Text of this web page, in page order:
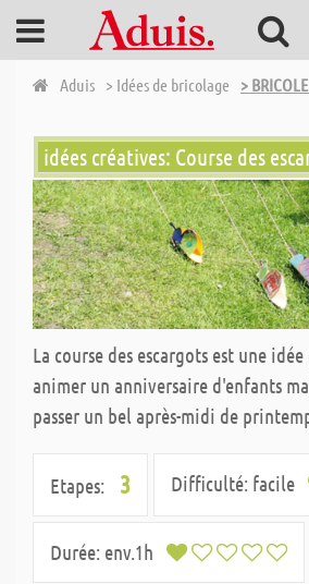
Aduis > Idées de bricolage >
idées créatives: Course des
La course des escargots est une
animer un anniversaire d'enfants
passer un bel après-midi de
Etapes: 3 Difficulté: facile
Durée: env.1h